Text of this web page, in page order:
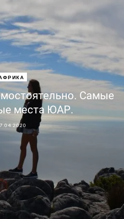
Самые
места ЮАР.